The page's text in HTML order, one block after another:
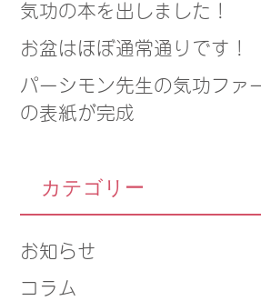
気功の本を出しました！
お盆はほぼ通常通りです！
パーシモン先生の気功ファ
の表紙が完成
カテゴリー
お知らせ
コラム